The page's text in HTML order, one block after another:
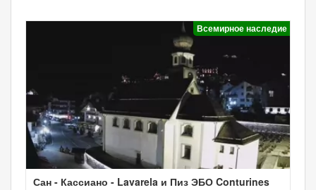
Всемирное наследие
Сан - Кассиано - Lavarela и Пиз ЭБО Conturines